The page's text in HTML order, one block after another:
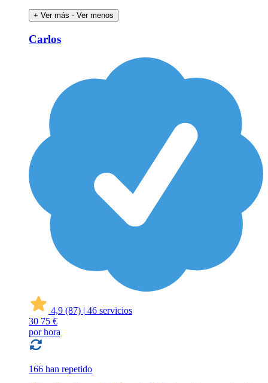
+ Ver más - Ver menos
Carlos
4,9 (87) | 46 servicios
30 75 €
por hora
166 han repetido